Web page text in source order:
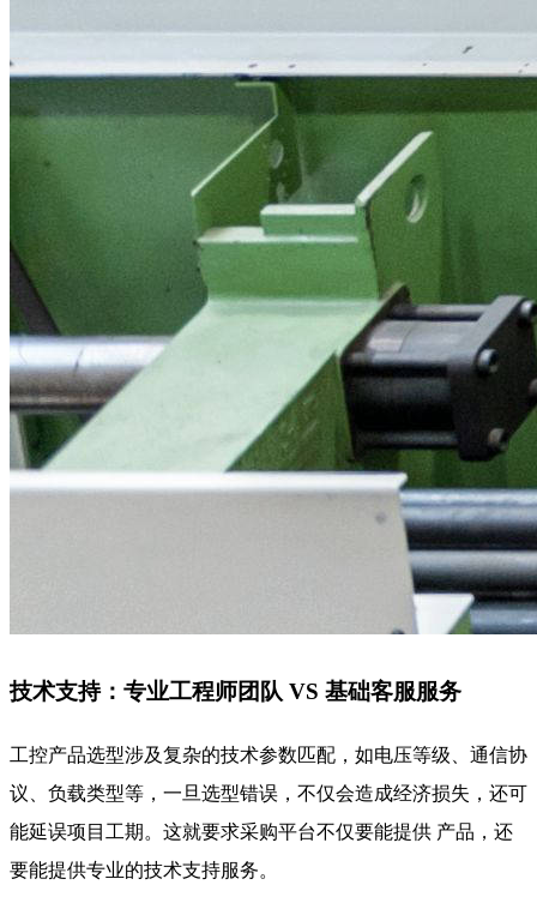
技术支持：专业工程师团队 VS 基础客服服务
工控产品选型涉及复杂的技术参数匹配，如电压等级、通信协
议、负载类型等，一旦选型错误，不仅会造成经济损失，还可
能延误项目工期。这就要求采购平台不仅要能提供 产品，还
要能提供专业的技术支持服务。